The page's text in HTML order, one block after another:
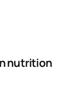
nutrition